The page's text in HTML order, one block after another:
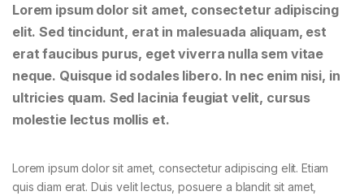
Lorem ipsum dolor sit amet, consectetur adipiscing
elit. Sed tincidunt, erat in malesuada aliquam, est
erat faucibus purus, eget viverra nulla sem vitae
neque. Quisque id sodales libero. In nec enim nisi, in
ultricies quam. Sed lacinia feugiat velit, cursus
molestie lectus mollis et.
Lorem ipsum dolor sit amet, consectetur adipiscing elit. Etiam
quis diam erat. Duis velit lectus, posuere a blandit sit amet,